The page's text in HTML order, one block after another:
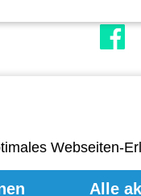
Webseiten-
Alle